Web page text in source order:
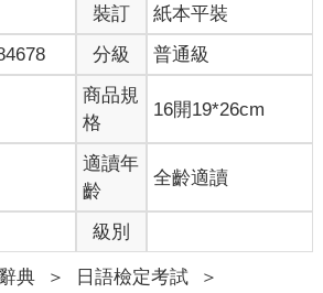
裝訂
紙本平裝
分級 普通級
商品規
格
16開19*26cm
適讀年
齡
全齡適讀
級別
典 ＞ 日語檢定考試
＞